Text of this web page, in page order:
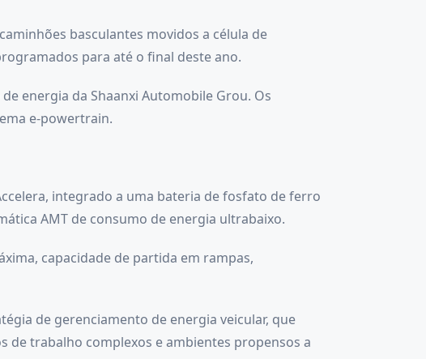
basculantes movidos a célula de
para até o final deste ano.
energia da Shaanxi Automobile Grou. Os
e-powertrain.
integrado a uma bateria de fosfato de ferro
AMT de consumo de energia ultrabaixo.
capacidade de partida em rampas,
de gerenciamento de energia veicular, que
de trabalho complexos e ambientes propensos a